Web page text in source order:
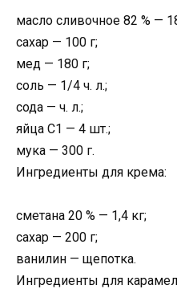
масло сливочное 82 % —
сахар — 100 г;
мед — 180 г;
соль — 1/4 ч. л.;
сода — ч. л.;
яйца С1 — 4 шт.;
мука — 300 г.
Ингредиенты для крема:
сметана 20 % — 1,4 кг;
сахар — 200 г;
ванилин — щепотка.
Ингредиенты для